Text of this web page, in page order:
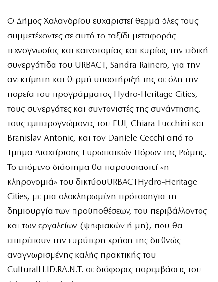
Ο Δήμος Χαλανδρίου ευχαριστεί θερμά όλες τους
συμμετέχοντες σε αυτό το ταξίδι μεταφοράς
τεχνογνωσίας και καινοτομίας και κυρίως την ειδική
συνεργάτιδα του URBACT, Sandra Rainero, για την
ανεκτίμητη και θερμή υποστήριξή της σε όλη την
πορεία του προγράμματος Hydro-Heritage Cities,
τους συνεργάτες και συντονιστές της συνάντησης,
τους εμπειρογνώμονες του EUI, Chiara Lucchini και
Branislav Antonic, και τον Daniele Cecchi από το
Τμήμα Διαχείρισης Ευρωπαϊκών Πόρων της Ρώμης.
Το επόμενο διάστημα θα παρουσιαστεί «η
κληρονομιά» του δικτύουURBACTHydro–Heritage
Cities, με μια ολοκληρωμένη πρότασηγια τη
δημιουργία των προϋποθέσεων, του περιβάλλοντος
και των εργαλείων (ψηφιακών ή μη), που θα
επιτρέπουν την ευρύτερη χρήση της διεθνώς
αναγνωρισμένης καλής πρακτικής του
CulturalH.ID.RA.N.T. σε διάφορες παρεμβάσεις του